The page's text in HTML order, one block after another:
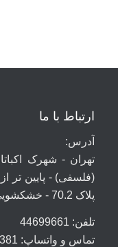
ارتباط با ما
آدرس:
(فلسفی) - پایین تر
پلاک 70.2 - خشکشویی مهروز
تلفن: 44699661
تماس و واتساپ: 09212054381